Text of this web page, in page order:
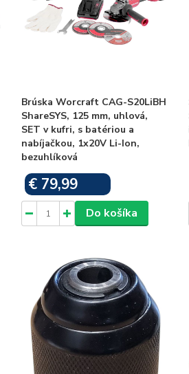
Brúska Worcraft CAG-S20LiBH
ShareSYS, 125 mm, uhlová,
SET v kufri, s batériou a
nabíjačkou, 1x20V Li-Ion,
bezuhlíková
€ 79,99
Do košíka